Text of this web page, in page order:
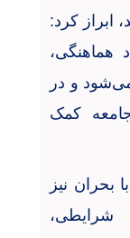
ابراز کرد:
هماهنگی،
و در
کمک
نیز